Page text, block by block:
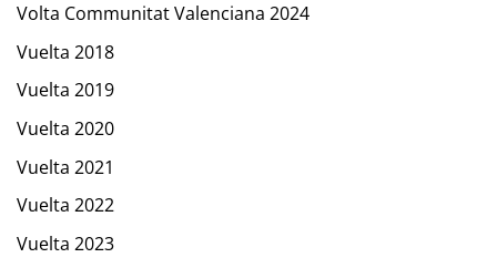
Volta Communitat Valenciana 2024
Vuelta 2018
Vuelta 2019
Vuelta 2020
Vuelta 2021
Vuelta 2022
Vuelta 2023